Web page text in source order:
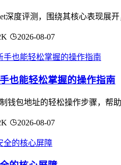
深度评测，围绕其核心表现
2026-08-07
也能轻松掌握的操作指南
钱包地址的轻松操作步骤，
2026-08-07